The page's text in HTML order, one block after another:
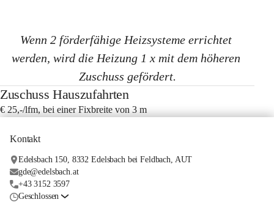
Wenn 2 förderfähige Heizsysteme errichtet
werden, wird die Heizung 1 x mit dem höheren
Zuschuss gefördert.
Zuschuss Hauszufahrten
€ 25,-/lfm, bei einer Fixbreite von 3 m
Kontakt
Edelsbach 150, 8332 Edelsbach bei Feldbach, AUT
gde@edelsbach.at
+43 3152 3597
Geschlossen